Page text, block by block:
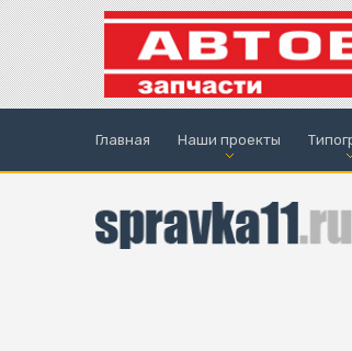
Главная Наши проекты